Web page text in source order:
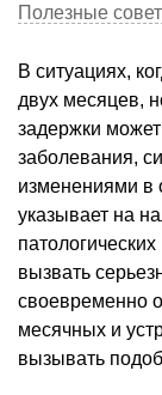
Полезные
В ситуациях,
двух месяцев,
задержки
заболевания,
изменениями в
указывает на
вызвать
своевременно
месячных и
вызывать